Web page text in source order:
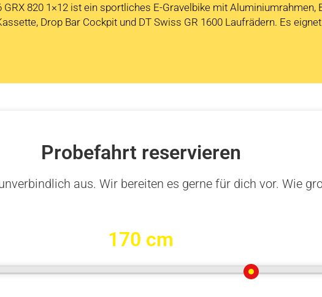
820 1×12 ist ein sportliches E-Gravelbike mit Aluminiumrahmen,
Drop Bar Cockpit und DT Swiss GR 1600 Laufrädern. Es
Probefahrt reservieren
aus. Wir bereiten es gerne für dich vor. Wie
170 cm